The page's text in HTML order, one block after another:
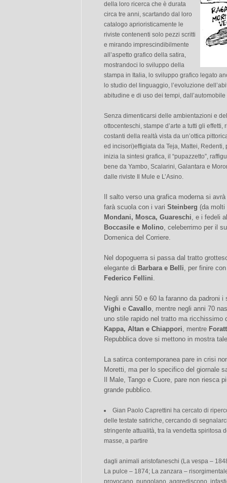
della loro ricerca che è durata
circa tre anni, scartando dal loro
catalogo aprioristicamente le
riviste contenenti solo pezzi scritti
e mirando imprescindibilmente
all’aspetto grafico della satira,
mostrandoci lo sviluppo della
stampa in Italia, lo sviluppo grafico legato
lo studio del linguaggio, l’evoluzione
abitudine e di uso dei tempi,
Senza dimenticarsi delle ambientazioni e
ottocenteschi, stampe d’arte a tutti gli
costanti della realtà vista da un’ottica
ed incisori)effigiata da Teja, Mattei,
inizia la sintesi grafica, il “pupazzetto”,
bene da Yambo, Scalarini, Galantara e
dalle riviste Il Mule e L’Asino.
Il salto verso una grafica moderna si
farà scuola con i vari Steinberg (da
Mondani, Mosca, Guareschi, e i fedeli
Boccasile e Molino, celeberrimo per il
Domenica del Corriere.
Nel dopoguerra si passa dal tratto
elegante di Barbara e Belli, per finire
Federico Fellini.
Negli anni 50 e 60 la faranno da padroni
Vighi e Cavallo, mentre negli anni 70
uno stile rapido nel tratto ma ricchissimo
Kappa, Altan e Chiappori, mentre
Repubblica dove si mettono in mostra
La satirca contemporanea pare in crisi
Moretti, ma per lo specifico del giornale
Il Male, Tango e Cuore, pare non riesca
grande pubblico.
Gian Paolo Caprettini ha cercato di
delle testate satiriche, cercando di
stringente attualità, tra la vendetta spiritosa
masse, a partire
dagli animali aristofaneschi (La vespa –
La pulce – 1874; La zanzara –
provocano, pungolano, aggrediscono,